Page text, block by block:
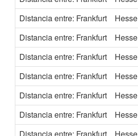
Distancia entre: Frankfurt
Hesse
Distancia entre: Frankfurt
Hesse
Distancia entre: Frankfurt
Hesse
Distancia entre: Frankfurt
Hesse
Distancia entre: Frankfurt
Hesse
Distancia entre: Frankfurt
Hesse